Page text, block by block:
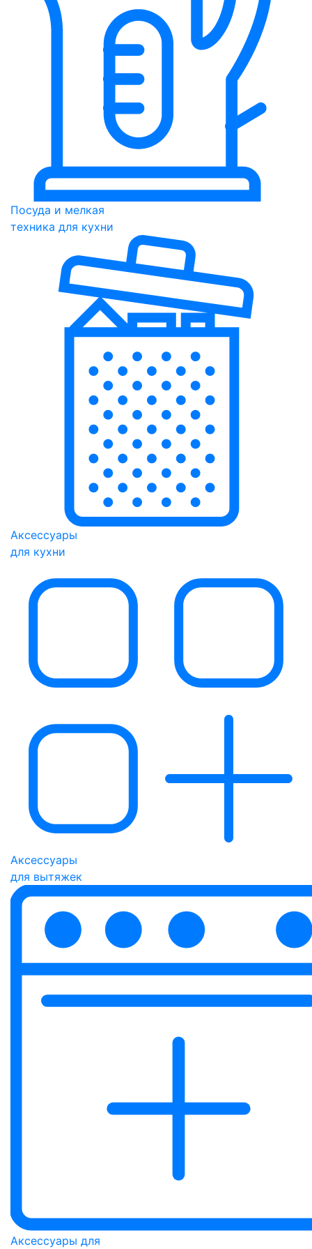
Посуда и мелкая
техника для кухни
Аксессуары
для кухни
Аксессуары
для вытяжек
Аксессуары для